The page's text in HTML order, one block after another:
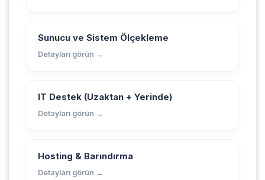
Sunucu ve Sistem Ölçekleme
Detayları görün →
IT Destek (Uzaktan + Yerinde)
Detayları görün →
Hosting & Barındırma
Detayları görün →